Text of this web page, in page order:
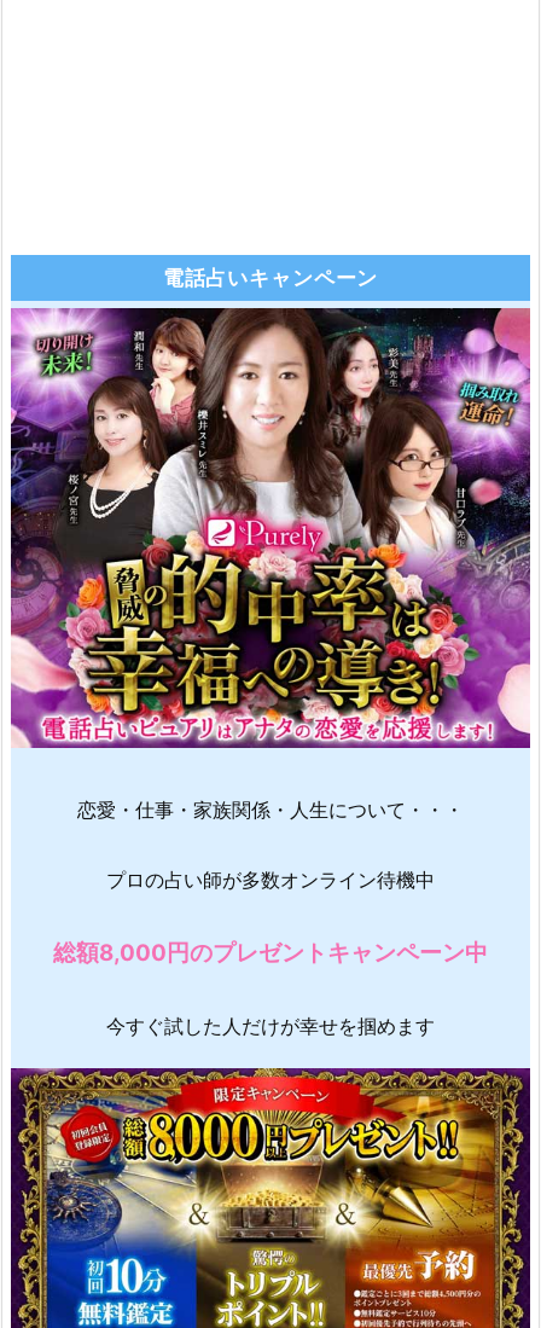
電話占いキャンペーン
恋愛・仕事・家族関係・人生について・・・
プロの占い師が多数オンライン待機中
総額8,000円のプレゼントキャンペーン中
今すぐ試した人だけが幸せを掴めます